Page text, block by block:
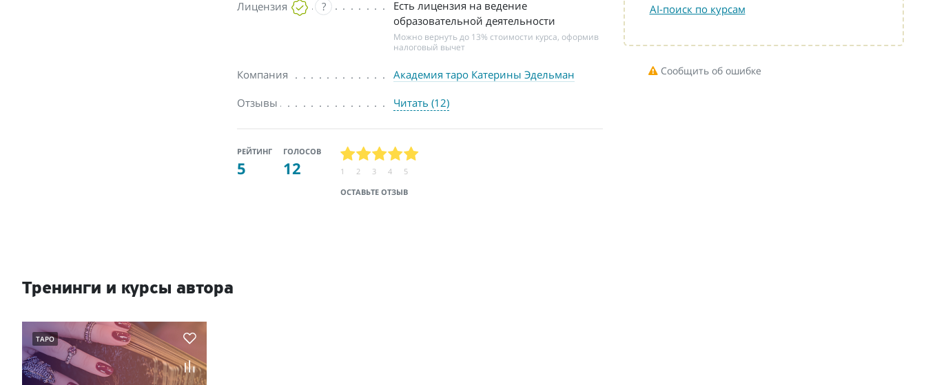
Лицензия ?
Есть лицензия на ведение
образовательной деятельности
Можно вернуть до 13% стоимости курса, оформив
налоговый вычет
Компания Академия таро Катерины Эдельман
Отзывы Читать (12)
РЕЙТИНГ
5
ГОЛОСОВ
12
ОСТАВЬТЕ ОТЗЫВ
1 2 3 4 5
Тренинги и курсы автора
ТАРО
AI-поиск по курсам
Сообщить об ошибке